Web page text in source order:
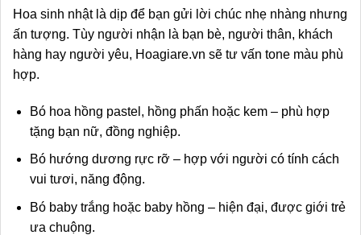
Hoa sinh nhật là dịp để bạn gửi lời chúc nhẹ nhàng nhưng
ấn tượng. Tùy người nhận là bạn bè, người thân, khách
hàng hay người yêu, Hoagiare.vn sẽ tư vấn tone màu phù
hợp.
Bó hoa hồng pastel, hồng phấn hoặc kem – phù hợp
tặng bạn nữ, đồng nghiệp.
Bó hướng dương rực rỡ – hợp với người có tính cách
vui tươi, năng động.
Bó baby trắng hoặc baby hồng – hiện đại, được giới trẻ
ưa chuộng.